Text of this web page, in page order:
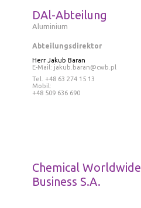
DAl-Abteilung
Aluminium
Abteilungsdirektor
Herr Jakub Baran
E-Mail: jakub.baran@cwb.pl
Tel . +48 63 274 15 13
Mobil:
+48 509 636 690
Chemical Worldwide
Business S.A.